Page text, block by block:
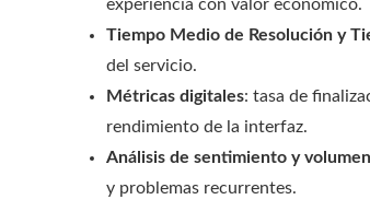
experiencia con valor económico.
Tiempo Medio de Resolución y
del servicio.
Métricas digitales: tasa de
rendimiento de la interfaz.
Análisis de sentimiento y
y problemas recurrentes.